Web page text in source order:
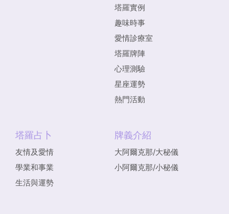
塔羅實例
趣味時事
愛情診療室
塔羅牌陣
心理測驗
星座運勢
熱門活動
塔羅占卜
友情及愛情
學業和事業
生活與運勢
牌義介紹
大阿爾克那/大秘儀
小阿爾克那/小秘儀